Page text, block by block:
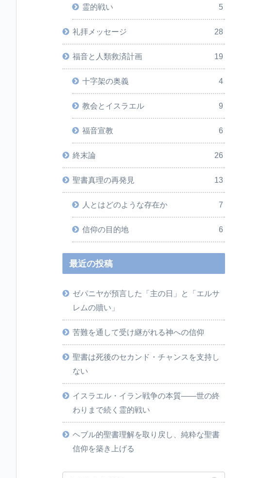
霊的戦い 5
礼拝メッセージ 28
福音と人類救済計画 19
十字架の奥義 4
教会とイスラエル 9
福音宣教 6
終末論 26
聖書真理の再発見 13
人とはどのような存在か 7
信仰の目的地 6
最近の投稿
ゼパニヤが預言した「主の日」と「エルサ
レムの贖い」
苦難を通して受け継がれる神への信仰
聖書は死後のセカンド・チャンスを支持し
ない
イスラエル・イラン戦争の本質――世の終
わりまで続く霊的戦い
ヘブル的聖書理解を取り戻し、純粋な聖書
信仰を築き上げる